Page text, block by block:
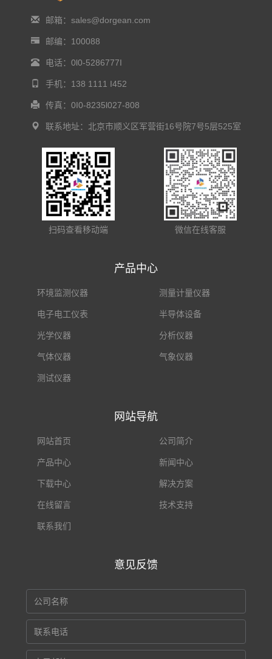
邮箱：sales@dorgean.com
邮编：100088
电话：0l0-5286777I
手机：138 1111 I452
传真：0I0-8235l027-808
联系地址：北京市顺义区军营街16号院7号5层525室
扫码查看移动端 微信在线客服
产品中心
环境监测仪器 测量计量仪器
电子电工仪表 半导体设备
光学仪器 分析仪器
气体仪器 气象仪器
测试仪器
网站导航
网站首页 公司简介
产品中心 新闻中心
下载中心 解决方案
在线留言 技术支持
联系我们
意见反馈